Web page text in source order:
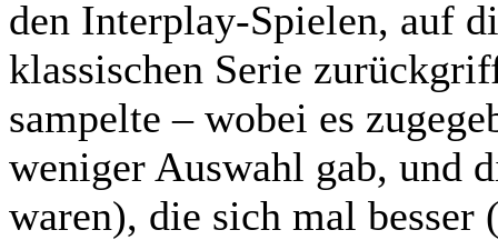
den Interplay-Spielen, auf
klassischen Serie
sampelte – wobei es
weniger Auswahl gab, und
waren), die sich mal